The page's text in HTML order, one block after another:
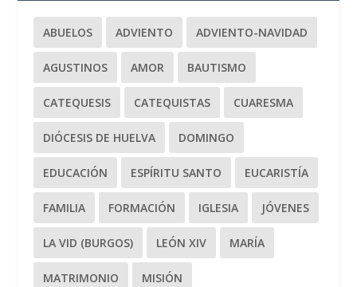
ABUELOS ADVIENTO ADVIENTO-NAVIDAD
AGUSTINOS AMOR BAUTISMO
CATEQUESIS CATEQUISTAS CUARESMA
DIÓCESIS DE HUELVA DOMINGO
EDUCACIÓN ESPÍRITU SANTO EUCARISTÍA
FAMILIA FORMACIÓN IGLESIA JÓVENES
LA VID (BURGOS) LEÓN XIV MARÍA
MATRIMONIO MISIÓN